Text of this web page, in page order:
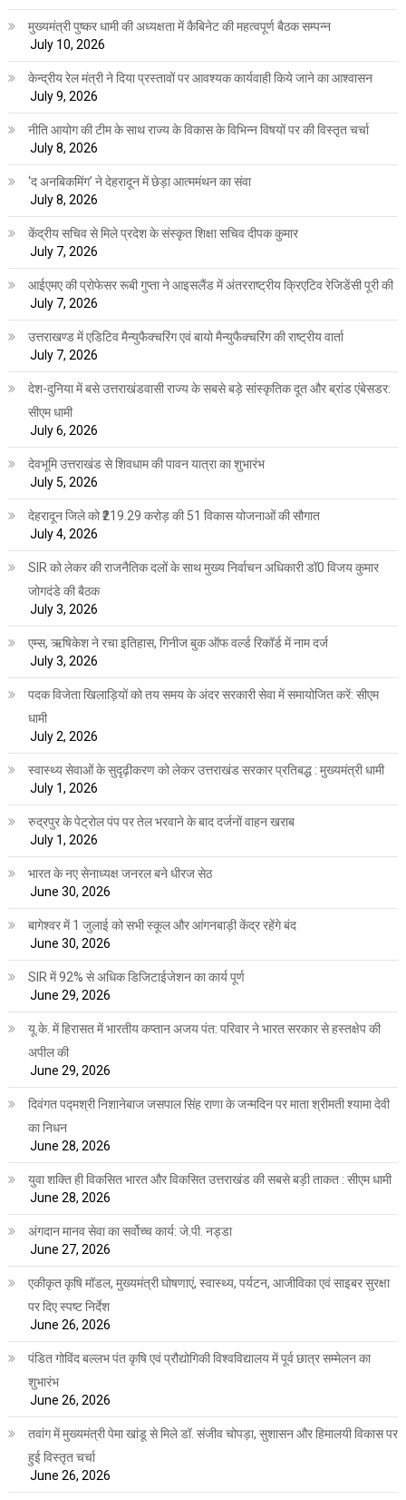
मुख्यमंत्री पुष्कर धामी की अध्यक्षता में कैबिनेट की महत्वपूर्ण बैठक सम्पन्न
July 10, 2026
केन्द्रीय रेल मंत्री ने दिया प्रस्तावों पर आवश्यक कार्यवाही किये जाने का आश्वासन
July 9, 2026
नीति आयोग की टीम के साथ राज्य के विकास के विभिन्न विषयों पर की विस्तृत चर्चा
July 8, 2026
‘द अनबिकमिंग’ ने देहरादून में छेड़ा आत्ममंथन का संवा
July 8, 2026
केंद्रीय सचिव से मिले प्रदेश के संस्कृत शिक्षा सचिव दीपक कुमार
July 7, 2026
आईएमए की प्रोफेसर रूबी गुप्ता ने आइसलैंड में अंतरराष्ट्रीय क्रिएटिव रेजिडेंसी पूरी की
July 7, 2026
उत्तराखण्ड में एडिटिव मैन्युफैक्चरिंग एवं बायो मैन्युफैक्चरिंग की राष्ट्रीय वार्ता
July 7, 2026
देश-दुनिया में बसे उत्तराखंडवासी राज्य के सबसे बड़े सांस्कृतिक दूत और ब्रांड एंबेसडर:
सीएम धामी
July 6, 2026
देवभूमि उत्तराखंड से शिवधाम की पावन यात्रा का शुभारंभ
July 5, 2026
देहरादून जिले को ₹219.29 करोड़ की 51 विकास योजनाओं की सौगात
July 4, 2026
SIR को लेकर की राजनैतिक दलों के साथ मुख्य निर्वाचन अधिकारी डॉ0 विजय कुमार
जोगदंडे की बैठक
July 3, 2026
एम्स, ऋषिकेश ने रचा इतिहास, गिनीज बुक ऑफ वर्ल्ड रिकॉर्ड में नाम दर्ज
July 3, 2026
पदक विजेता खिलाड़ियों को तय समय के अंदर सरकारी सेवा में समायोजित करें: सीएम
धामी
July 2, 2026
स्वास्थ्य सेवाओं के सुदृढ़ीकरण को लेकर उत्तराखंड सरकार प्रतिबद्ध : मुख्यमंत्री धामी
July 1, 2026
रुद्रपुर के पेट्रोल पंप पर तेल भरवाने के बाद दर्जनों वाहन खराब
July 1, 2026
भारत के नए सेनाध्यक्ष जनरल बने धीरज सेठ
June 30, 2026
बागेश्वर में 1 जुलाई को सभी स्कूल और आंगनबाड़ी केंद्र रहेंगे बंद
June 30, 2026
SIR में 92% से अधिक डिजिटाईजेशन का कार्य पूर्ण
June 29, 2026
यू.के. में हिरासत में भारतीय कप्तान अजय पंत: परिवार ने भारत सरकार से हस्तक्षेप की
अपील की
June 29, 2026
दिवंगत पद्मश्री निशानेबाज जसपाल सिंह राणा के जन्मदिन पर माता श्रीमती श्यामा देवी
का निधन
June 28, 2026
युवा शक्ति ही विकसित भारत और विकसित उत्तराखंड की सबसे बड़ी ताकत : सीएम धामी
June 28, 2026
अंगदान मानव सेवा का सर्वोच्च कार्य: जे.पी. नड्डा
June 27, 2026
एकीकृत कृषि मॉडल, मुख्यमंत्री घोषणाएं, स्वास्थ्य, पर्यटन, आजीविका एवं साइबर सुरक्षा
पर दिए स्पष्ट निर्देश
June 26, 2026
पंडित गोविंद बल्लभ पंत कृषि एवं प्रौद्योगिकी विश्वविद्यालय में पूर्व छात्र सम्मेलन का
शुभारंभ
June 26, 2026
तवांग में मुख्यमंत्री पेमा खांडू से मिले डॉ. संजीव चोपड़ा, सुशासन और हिमालयी विकास पर
हुई विस्तृत चर्चा
June 26, 2026